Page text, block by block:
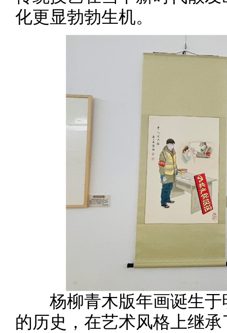
化更显勃勃生机。
杨柳青木版年画诞生于
的历史，在艺术风格上继